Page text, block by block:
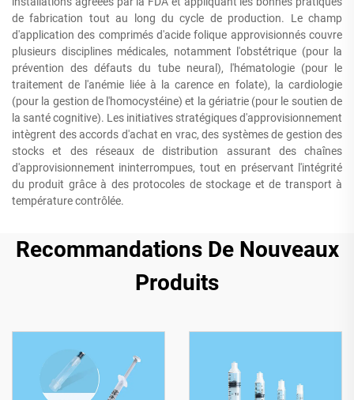
de fabrication tout au long du cycle de production. Le champ
d'application des comprimés d'acide folique approvisionnés couvre
plusieurs disciplines médicales, notamment l'obstétrique (pour la
prévention des défauts du tube neural), l'hématologie (pour le
traitement de l'anémie liée à la carence en folate), la cardiologie
(pour la gestion de l'homocystéine) et la gériatrie (pour le soutien de
la santé cognitive). Les initiatives stratégiques d'approvisionnement
intègrent des accords d'achat en vrac, des systèmes de gestion des
stocks et des réseaux de distribution assurant des chaînes
d'approvisionnement ininterrompues, tout en préservant l'intégrité
du produit grâce à des protocoles de stockage et de transport à
température contrôlée.
Recommandations De Nouveaux
Produits